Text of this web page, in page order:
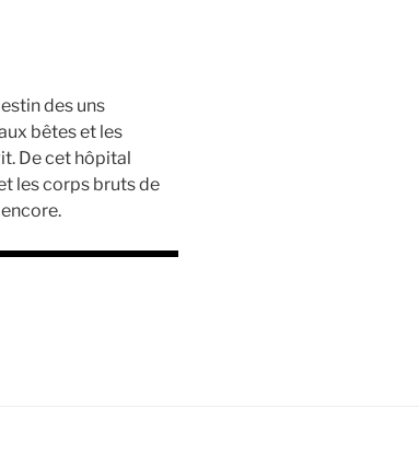
des uns
bêtes et les
De cet hôpital
les corps bruts de